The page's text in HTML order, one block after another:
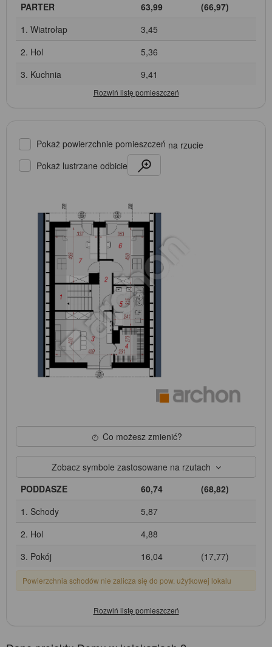
PARTER
63,99
(66,97)
1. Wiatrołap
3,45
2. Hol
5,36
3. Kuchnia
9,41
Pokaż powierzchnie pomieszczeń na rzucie
Pokaż lustrzane odbicie
Co możesz zmienić?
Zobacz symbole zastosowane na rzutach
PODDASZE
60,74
(68,82)
1. Schody
5,87
2. Hol
4,88
3. Pokój
16,04 (17,77)
Powierzchnia schodów nie zalicza się do pow. użytkowej lokalu